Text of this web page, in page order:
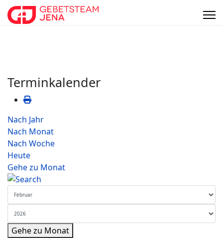
Terminkalender
Nach Jahr
Nach Monat
Nach Woche
Heute
Gehe zu Monat
Gehe zu Monat